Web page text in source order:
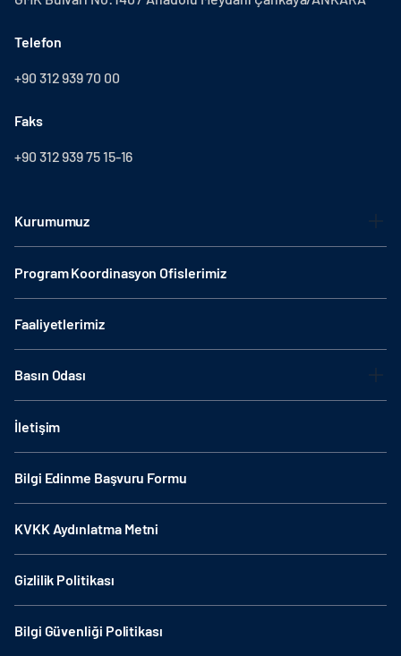
Telefon
+90 312 939 70 00
Faks
+90 312 939 75 15-16
Kurumumuz
Program Koordinasyon Ofislerimiz
Faaliyetlerimiz
Basın Odası
İletişim
Bilgi Edinme Başvuru Formu
KVKK Aydınlatma Metni
Gizlilik Politikası
Bilgi Güvenliği Politikası